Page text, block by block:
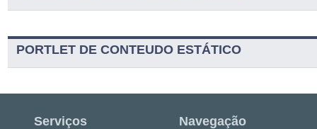
PORTLET DE CONTEUDO ESTÁTICO
Serviços Navegação